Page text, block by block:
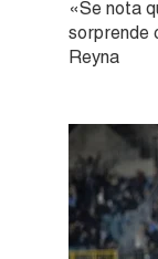
«Se nota
sorprende
Reyna